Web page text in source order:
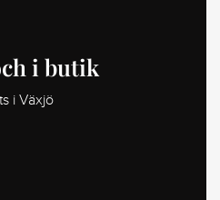
i butik
i Växjö